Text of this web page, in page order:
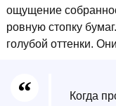
ощущение
ровную стопку
голубой оттенки.
Когда